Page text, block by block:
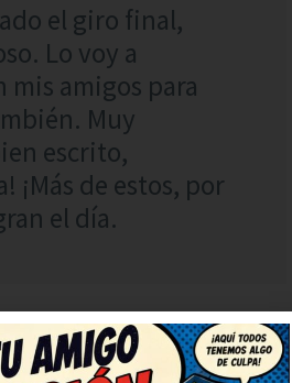
el giro final,
Lo voy a
amigos para
Muy
escrito,
¡Más de estos, por
el día.